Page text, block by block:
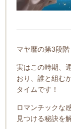
マヤ暦の第3段階
実はこの時期、
おり、誰と組む
タイムです！
ロマンチックな
見つける秘訣を